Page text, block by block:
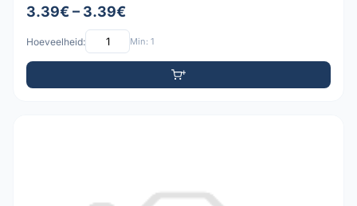
3.39€ – 3.39€
Hoeveelheid: Min: 1